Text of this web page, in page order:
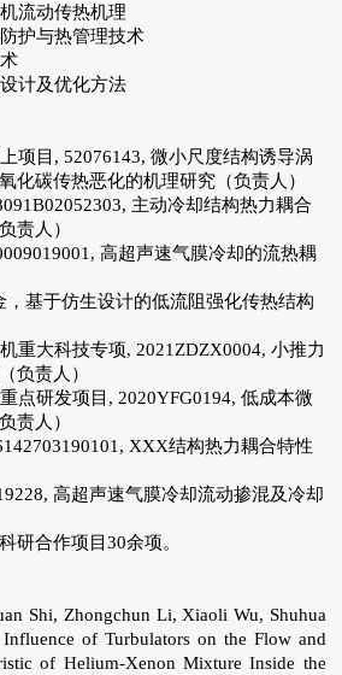
流动传热机理
护与热管理技术
计及优化方法
项目, 52076143, 微小尺度结构诱导涡
化碳传热恶化的机理研究 （负责人）
主动冷却结构热力耦合
负责人）
高超声速气膜冷却的流热耦
，基于仿生设计的低流阻强化传热结构
重大科技专项, 2021ZDZX0004, 小推力
（负责人）
点研发项目,2020YFG0194,低成本微
负责人）
XXX结构热力耦合特性
高超声速气膜冷却流动掺混及冷却
研合作项目30余项。
Shi, Zhongchun Li, Xiaoli Wu, Shuhua
of Turbulators on the Flow and
of Helium-Xenon Mixture Inside the